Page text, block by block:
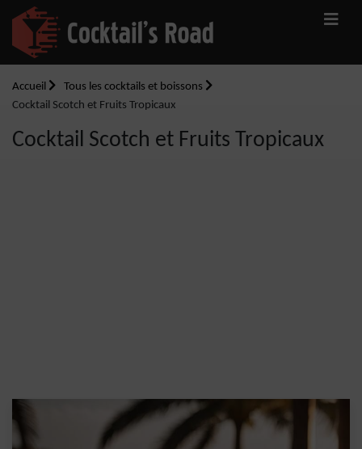
Accueil
Tous les cocktails et boissons
Cocktail Scotch et Fruits Tropicaux
Cocktail Scotch et Fruits Tropicaux